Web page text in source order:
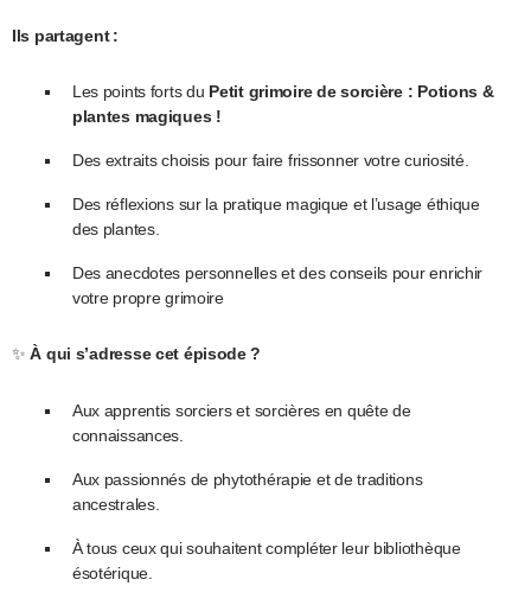
Ils partagent :
Les points forts du Petit grimoire de sorcière : Potions &
plantes magiques !
Des extraits choisis pour faire frissonner votre curiosité.
Des réflexions sur la pratique magique et l’usage éthique
des plantes.
Des anecdotes personnelles et des conseils pour enrichir
votre propre grimoire
✨À qui s’adresse cet épisode ?
Aux apprentis sorciers et sorcières en quête de
connaissances.
Aux passionnés de phytothérapie et de traditions
ancestrales.
À tous ceux qui souhaitent compléter leur bibliothèque
ésotérique.